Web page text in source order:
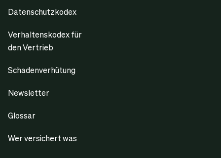
Datenschutzkodex
Verhaltenskodex für
den Vertrieb
Schadenverhütung
Newsletter
Glossar
Wer versichert was